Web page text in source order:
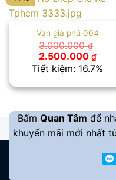
Vạn gia phú 004
3.000.000₫
Giá
gốc
là:
2.500.000 ₫Giá
hiện
tại
Tiết kiệm: 16.7%
Bấm Quan Tâm để
khuyến mãi mới nhất